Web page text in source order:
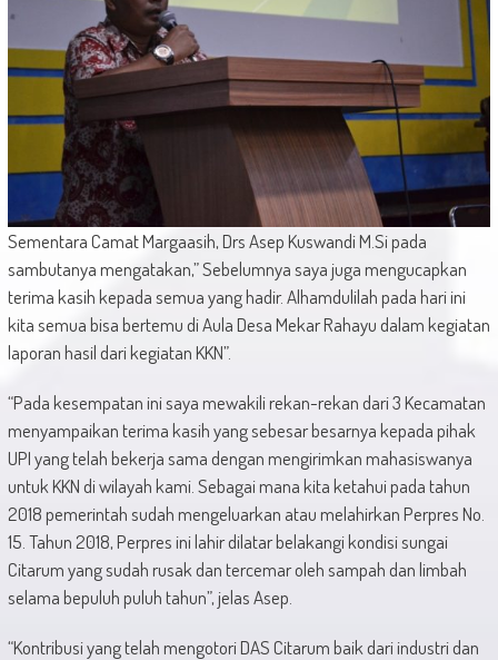
Sementara Camat Margaasih, Drs Asep Kuswandi M.Si pada
sambutanya mengatakan,” Sebelumnya saya juga mengucapkan
terima kasih kepada semua yang hadir. Alhamdulilah pada hari ini
kita semua bisa bertemu di Aula Desa Mekar Rahayu dalam kegiatan
laporan hasil dari kegiatan KKN”.
“Pada kesempatan ini saya mewakili rekan-rekan dari 3 Kecamatan
menyampaikan terima kasih yang sebesar besarnya kepada pihak
UPI yang telah bekerja sama dengan mengirimkan mahasiswanya
untuk KKN di wilayah kami. Sebagai mana kita ketahui pada tahun
2018 pemerintah sudah mengeluarkan atau melahirkan Perpres No.
15. Tahun 2018, Perpres ini lahir dilatar belakangi kondisi sungai
Citarum yang sudah rusak dan tercemar oleh sampah dan limbah
selama bepuluh puluh tahun”, jelas Asep.
“Kontribusi yang telah mengotori DAS Citarum baik dari industri dan